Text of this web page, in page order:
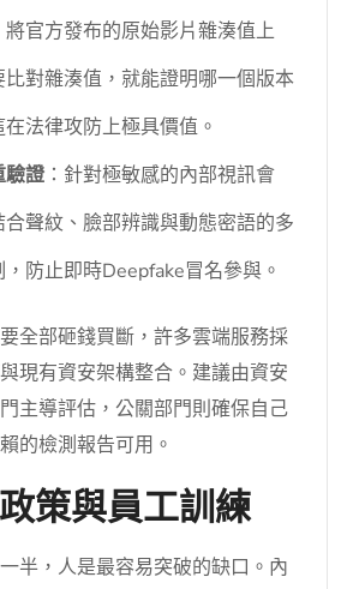
將官方發布的原始影片雜湊值上
對雜湊值，就能證明哪一個版本
法律攻防上極具價值。
驗證 ：針對極敏感的內部視訊會
聲紋、臉部辨識與動態密語的多
防止即時Deepfake冒名參與。
全部砸錢買斷，許多雲端服務採
現有資安架構整合。建議由資安
主導評估，公關部門則確保自己
的檢測報告可用。
策與員工訓練
半，人是最容易突破的缺口。內